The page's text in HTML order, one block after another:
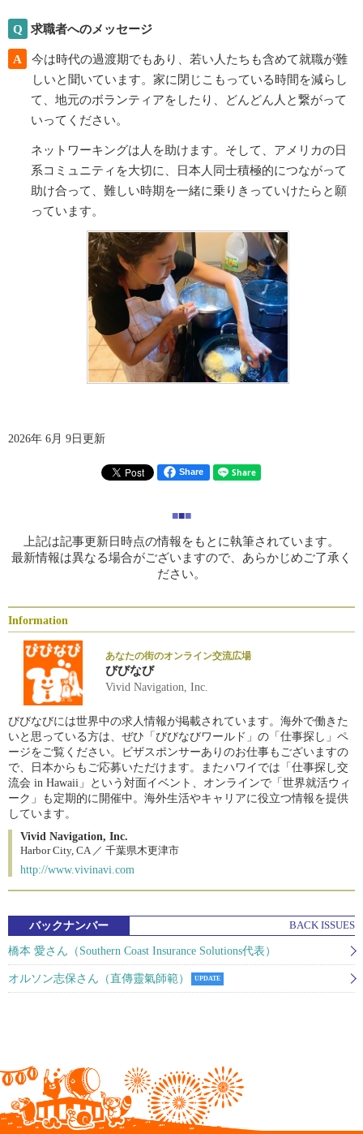
Q 求職者へのメッセージ
A
今は時代の過渡期でもあり、若い人たちも含めて就職が難
しいと聞いています。家に閉じこもっている時間を減らし
て、地元のボランティアをしたり、どんどん人と繋がって
いってください。
ネットワーキングは人を助けます。そして、アメリカの日
系コミュニティを大切に、日本人同士積極的につながって
助け合って、難しい時期を一緒に乗りきっていけたらと願
っています。
2026年 6月 9日更新
Share
■■■
上記は記事更新日時点の情報をもとに執筆されています。
最新情報は異なる場合がございますので、あらかじめご了承く
ださい。
Information
あなたの街のオンライン交流広場
びびなび
Vivid Navigation, Inc.
びびなびには世界中の求人情報が掲載されています。海外で働きた
いと思っている方は、ぜひ「びびなびワールド」の「仕事探し」ペ
ージをご覧ください。ビザスポンサーありのお仕事もございますの
で、日本からもご応募いただけます。またハワイでは「仕事探し交
流会 in Hawaii」という対面イベント、オンラインで「世界就活ウィ
ーク」も定期的に開催中。海外生活やキャリアに役立つ情報を提供
しています。
Vivid Navigation, Inc.
Harbor City, CA ／ 千葉県木更津市
http://www.vivinavi.com
バックナンバー BACK ISSUES
橋本 愛さん（Southern Coast Insurance Solutions代表）
オルソン志保さん（直傳靈氣師範） UPDATE